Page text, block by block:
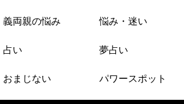
義両親の悩み 悩み・迷い
占い 夢占い
おまじない パワースポット